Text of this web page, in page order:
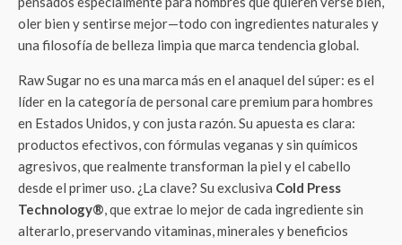
oler bien y sentirse mejor—todo con ingredientes naturales y
una filosofía de belleza limpia que marca tendencia global.
Raw Sugar no es una marca más en el anaquel del súper: es el
líder en la categoría de personal care premium para hombres
en Estados Unidos, y con justa razón. Su apuesta es clara:
productos efectivos, con fórmulas veganas y sin químicos
agresivos, que realmente transforman la piel y el cabello
desde el primer uso. ¿La clave? Su exclusiva Cold Press
Technology®, que extrae lo mejor de cada ingrediente sin
alterarlo, preservando vitaminas, minerales y beneficios